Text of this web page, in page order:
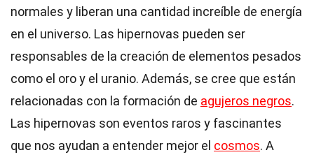
normales y liberan una cantidad increíble de energía
en el universo. Las hipernovas pueden ser
responsables de la creación de elementos pesados
como el oro y el uranio. Además, se cree que están
relacionadas con la formación de agujeros negros.
Las hipernovas son eventos raros y fascinantes
que nos ayudan a entender mejor el cosmos. A